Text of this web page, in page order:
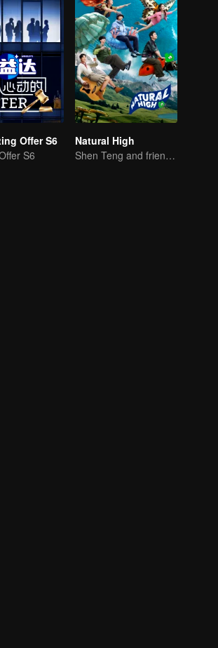
Offer S6
S6
Natural High
Shen Teng and friends' happy outing